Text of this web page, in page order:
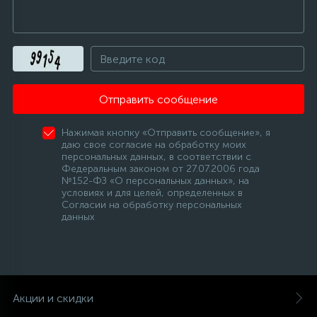
Шкивы барабана
12
9
Шланги слива
Щетки двигателя
Отправить сообщение
Нажимая кнопку «Отправить сообщение», я
даю свое согласие на обработку моих
персональных данных, в соответствии с
Федеральным законом от 27.07.2006 года
№152-ФЗ «О персональных данных», на
условиях и для целей, определенных в
Согласии на обработку персональных
данных
Акции и скидки